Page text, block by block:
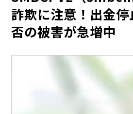
詐欺に注意！出金
否の被害が急増中